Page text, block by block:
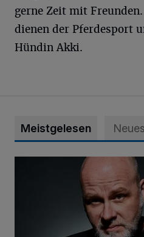
gerne Zeit mit
dienen der Pferdesport
Hündin Akki.
Meistgelesen
Literarischer Sommer mit